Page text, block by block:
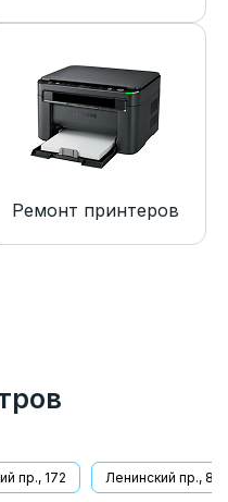
Ремонт принтеров
пр., 172 Ленинский пр., 8/1